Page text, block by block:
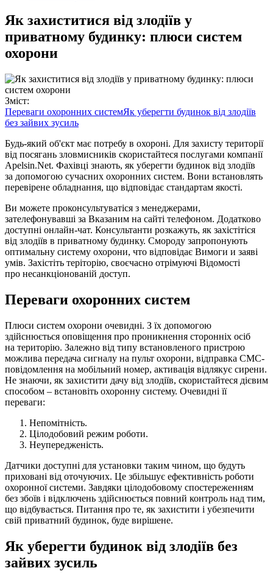
Як захиститися від злодіїв у
приватному будинку: плюси систем
охорони
Зміст:
Переваги охоронних системЯк уберегти будинок від злодіїв
без зайвих зусиль
Будь-який об'єкт має потребу в охороні. Для захисту території
від посягань зловмисників скористайтеся послугами компанії
Apelsin.Net. Фахівці знають, як уберегти будинок від злодіїв
за допомогою сучасних охоронних систем. Вони встановлять
перевірене обладнання, що відповідає стандартам якості.
Ви можете проконсультуватіся з менеджерами,
зателефонувавші за Вказаним на сайті телефоном. Додатково
доступні онлайн-чат. Консультанти розкажуть, як захістітіся
від злодіїв в приватному будинку. Смороду запропонують
оптимальну систему охорони, что відповідає Вимоги и заяві
умів. Захістіть теріторію, своєчасно отрімуючі Відомості
про несанкціонованій доступ.
Переваги охоронних систем
Плюси систем охорони очевидні. З їх допомогою
здійснюється оповіщення про проникнення сторонніх осіб
на територію. Залежно від типу встановленого пристрою
можлива передача сигналу на пульт охорони, відправка СМС-
повідомлення на мобільний номер, активація відлякує сирени.
Не знаючи, як захистити дачу від злодіїв, скористайтеся дієвим
способом – встановіть охоронну систему. Очевидні її
переваги:
Непомітність.
Цілодобовий режим роботи.
Неупередженість.
Датчики доступні для установки таким чином, що будуть
приховані від оточуючих. Це збільшує ефективність роботи
охоронної системи. Завдяки цілодобовому спостереженням
без збоїв і відключень здійснюється повний контроль над тим,
що відбувається. Питання про те, як захистити і убезпечити
свій приватний будинок, буде вирішене.
Як уберегти будинок від злодіїв без
зайвих зусиль